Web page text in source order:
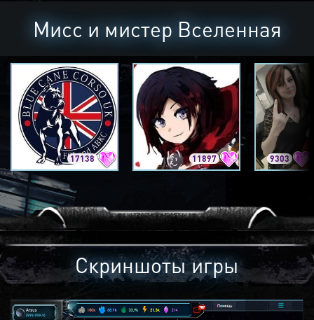
Мисс и мистер Вселенная
17138 11897 9303
Скриншоты игры